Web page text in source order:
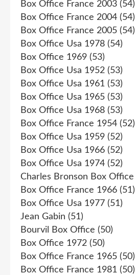
Box Office France 2003 (54)
Box Office France 2004 (54)
Box Office France 2005 (54)
Box Office Usa 1978 (54)
Box Office 1969 (53)
Box Office Usa 1952 (53)
Box Office Usa 1961 (53)
Box Office Usa 1965 (53)
Box Office Usa 1968 (53)
Box Office France 1954 (52)
Box Office Usa 1959 (52)
Box Office Usa 1966 (52)
Box Office Usa 1974 (52)
Charles Bronson Box Office
Box Office France 1966 (51)
Box Office Usa 1977 (51)
Jean Gabin (51)
Bourvil Box Office (50)
Box Office 1972 (50)
Box Office France 1965 (50)
Box Office France 1981 (50)